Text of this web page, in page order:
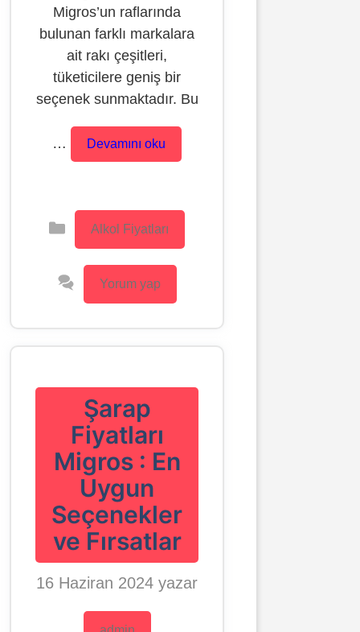
Migros’un raflarında
bulunan farklı markalara
ait rakı çeşitleri,
tüketicilere geniş bir
seçenek sunmaktadır. Bu
… Devamını oku
Alkol Fiyatları
Yorum yap
Şarap
Fiyatları
Migros : En
Uygun
Seçenekler
ve Fırsatlar
16 Haziran 2024 yazar